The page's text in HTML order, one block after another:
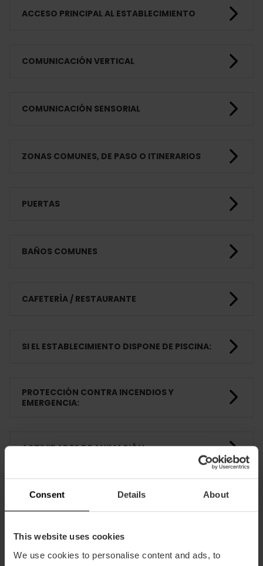
Consent Details About
This website uses cookies
We use cookies to personalise content and ads, to
ACCESO PRINCIPAL AL ESTABLECIMIENTO
COMUNICACIÓN VERTICAL
COMUNICACIÓN SENSORIAL
ZONAS COMUNES, DE PASO O ITINERARIOS
PUERTAS
BAÑOS COMUNES
CAFETERÍA / RESTAURANTE
SI EL ESTABLECIMIENTO DISPONE DE PISCINA:
PROTECCIÓN CONTRA INCENDIOS Y
EMERGENCIA:
ACTIVIDADES DE ANIMACIÓN
HABITACIONES
FORMACIÓN